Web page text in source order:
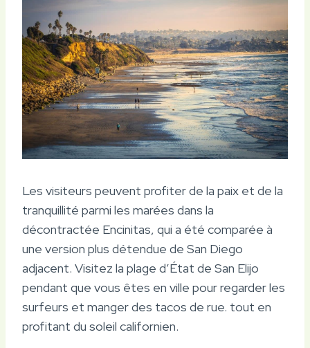
Les visiteurs peuvent profiter de la paix et de la
tranquillité parmi les marées dans la
décontractée Encinitas, qui a été comparée à
une version plus détendue de San Diego
adjacent. Visitez la plage d’État de San Elijo
pendant que vous êtes en ville pour regarder les
surfeurs et manger des tacos de rue. tout en
profitant du soleil californien.